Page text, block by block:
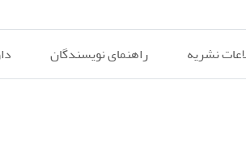
نشریه راهنمای نویسندگان